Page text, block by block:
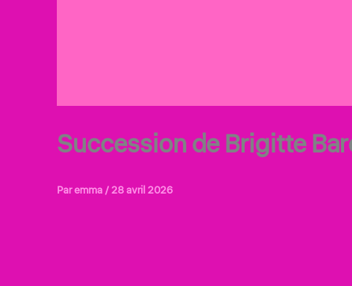
Succession de Brigitte
Paremma/28 avril 2026